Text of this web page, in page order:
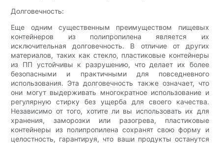
Долговечность:
Еще одним существенным преимуществом пищевых
контейнеров из полипропилена является их
исключительная долговечность. В отличие от других
материалов, таких как стекло, пластиковые контейнеры
из ПП устойчивы к разрушению, что делает их более
безопасными и практичными для повседневного
использования. Эта долговечность также означает, что
они могут выдерживать многократное использование и
регулярную стирку без ущерба для своего качества.
Независимо от того, хотите ли вы использовать их для
хранения, заморозки или разогрева, пластиковые
контейнеры из полипропилена сохранят свою форму и
целостность, гарантируя, что ваши продукты останутся